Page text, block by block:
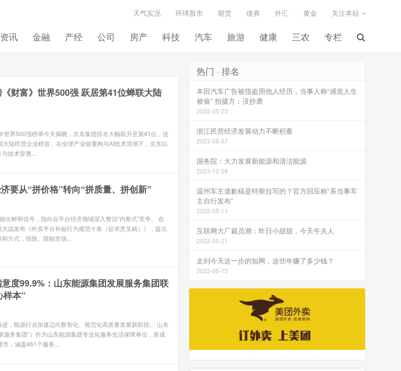
资讯 金融 产经 公司 房产 科技 汽车 旅游 健康 三农 专栏
天气实况 环球股市 期货 债券 外汇 黄金 关注本站
财富》世界500强 跃居第41位蝉联大陆
界500强榜单今天揭晓，京东集团排名大幅跃升至第41位，连
陆民营企业榜首。在全球产业链重构与AI技术浪潮下，京东以
技术穿透...
要从“拼价格”转向“拼质量、拼创新”
出鲜明信号，指向在平台经济领域深入整治“内卷式”竞争。 在
战发布《外卖平台补贴行为规范十条（征求意见稿）》，提出
方式，排除、限制市场...
度99.9%：山东能源集团发展服务集团联
样本”
，能源行业加速迈向数智化、规范化高质量发展新阶段。 山东
服务集团”）作为山东能源集团专业化服务生活保障单位，形成
，涵盖461个服务...
热门 · 排名
本田汽车广告被指盗用他人经历，当事人称“感觉人生
被偷” 拍摄方：没抄袭
2022-05-23
浙江民营经济发展动力不断积蓄
2023-08-07
国务院：大力发展新能源和清洁能源
2023-12-08
温州车主道歉稿是特斯拉写的？官方回应称“系当事车
主自行发布”
2022-05-11
互联网大厂裁员潮：昨日小甜甜，今天牛夫人
2022-05-21
走到今天这一步的知网，这些年赚了多少钱？
2022-05-15